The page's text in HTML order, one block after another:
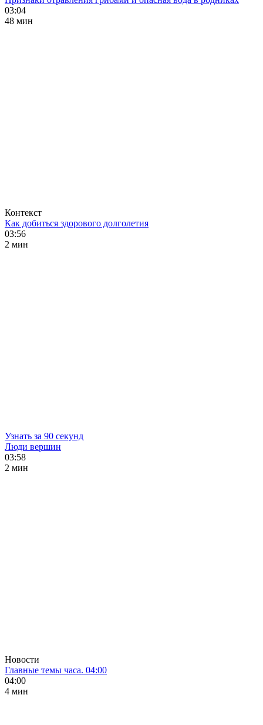
03:04
48 мин
Контекст
Как добиться здорового долголетия
03:56
2 мин
Узнать за 90 секунд
Люди вершин
03:58
2 мин
Новости
Главные темы часа. 04:00
04:00
4 мин